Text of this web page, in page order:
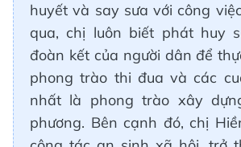
huyết và say sưa với công
qua, chị luôn biết phát huy
đoàn kết của người dân để
phong trào thi đua và các
nhất là phong trào xây
phương. Bên cạnh đó, chị